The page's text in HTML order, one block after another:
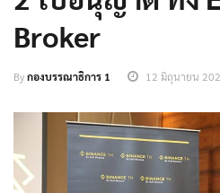
Broker
Byกองบรรณาธิการ 1 12 มิถุนายน